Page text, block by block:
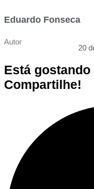
Eduardo Fonseca
Autor
20
Está
Compartilhe!